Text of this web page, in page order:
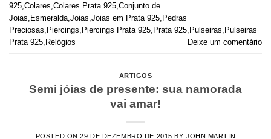
925 Colares Colares Prata 925 Conjunto de
Joias Esmeralda Joias Joias em Prata 925 Pedras
Preciosas Piercings Piercings Prata 925 Prata 925 Pulseiras Pulseiras
Prata 925 Relógios Deixe um comentário
ARTIGOS
Semi jóias de presente: sua namorada
vai amar!
POSTED ON29 DE DEZEMBRO DE 2015 BY JOHN MARTIN